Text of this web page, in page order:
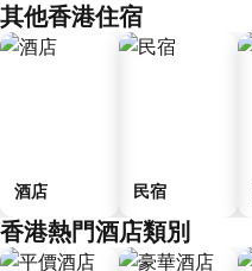
其他香港住宿
酒店 民宿
香港熱門酒店類別